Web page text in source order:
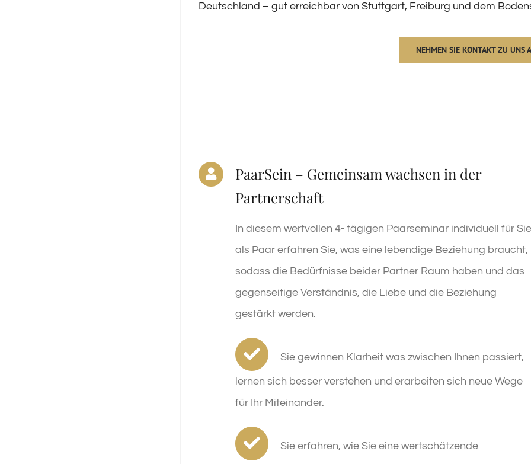
Deutschland – gut erreichbar von Stuttgart, Freiburg und dem
NEHMEN SIE KONTAKT ZU UNS
PaarSein – Gemeinsam wachsen in der
Partnerschaft
In diesem wertvollen 4- tägigen Paarseminar individuell für Sie
als Paar erfahren Sie, was eine lebendige Beziehung braucht,
sodass die Bedürfnisse beider Partner Raum haben und das
gegenseitige Verständnis, die Liebe und die Beziehung
gestärkt werden.
Sie gewinnen Klarheit was zwischen Ihnen passiert,
lernen sich besser verstehen und erarbeiten sich neue Wege
für Ihr Miteinander.
Sie erfahren, wie Sie eine wertschätzende